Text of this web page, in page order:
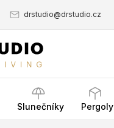
drstudio@drstudio.cz
Slunečníky Pergoly